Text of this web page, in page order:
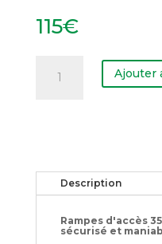
115€
Rampes
Ajouter
Description
Rampes d'accès
sécurisé et